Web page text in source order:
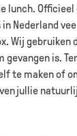
lunch. Officieel
Nederland
Wij gebruiken
is.
te maken of
jullie